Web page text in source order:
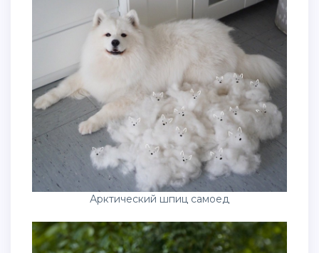
Арктический шпиц самоед